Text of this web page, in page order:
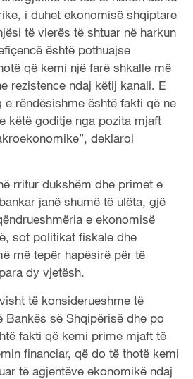
i duhet ekonomisë shqiptare
të vlerës të shtuar në harkun
është pothuajse
që kemi një farë shkalle më
rezistence ndaj këtij kanali. E
rëndësishme është fakti që ne
këtë goditje nga pozita mjaft
deklaroi
rritur dukshëm dhe primet e
janë shumë të ulëta, gjë
e ekonomisë
sot politikat fiskale dhe
më tepër hapësirë për të
dy vjetësh.
të konsiderueshme të
Bankës së Shqipërisë dhe po
fakti që kemi prime mjaft të
financiar, që do të thotë kemi
të agjentëve ekonomikë ndaj